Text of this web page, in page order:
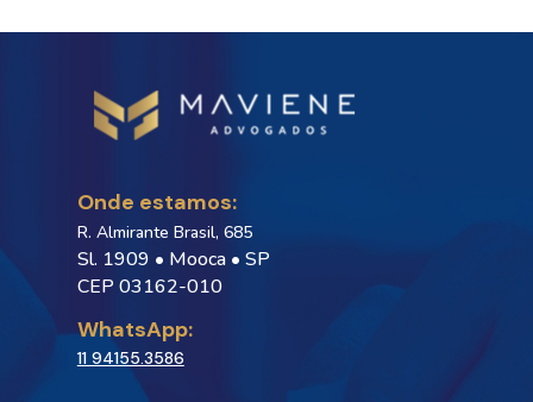
Onde estamos:
R. Almirante Brasil, 685
Sl. 1909 • Mooca • SP
CEP 03162-010
WhatsApp:
11 94155.3586